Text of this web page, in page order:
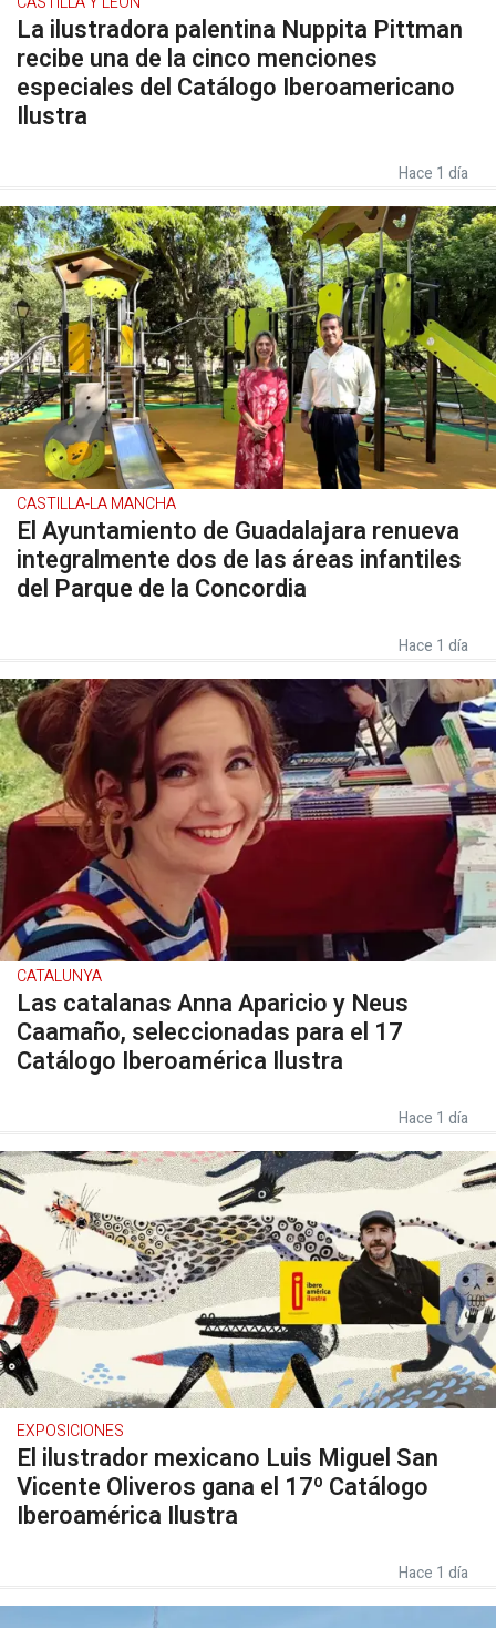
La ilustradora palentina Nuppita Pittman
recibe una de la cinco menciones
especiales del Catálogo Iberoamericano
Ilustra
Hace 1 día
CASTILLA-LA MANCHA
El Ayuntamiento de Guadalajara renueva
integralmente dos de las áreas infantiles
del Parque de la Concordia
Hace 1 día
CATALUNYA
Las catalanas Anna Aparicio y Neus
Caamaño, seleccionadas para el 17
Catálogo Iberoamérica Ilustra
Hace 1 día
EXPOSICIONES
El ilustrador mexicano Luis Miguel San
Vicente Oliveros gana el 17º Catálogo
Iberoamérica Ilustra
Hace 1 día